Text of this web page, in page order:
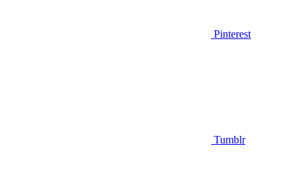
Pinterest
Tumblr